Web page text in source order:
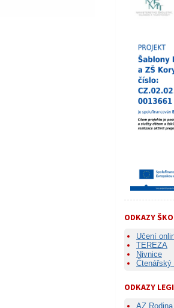
ODKAZY
Učení
TEREZA
Nivnice
Čtenářský
ODKAZY
AZ Rodina